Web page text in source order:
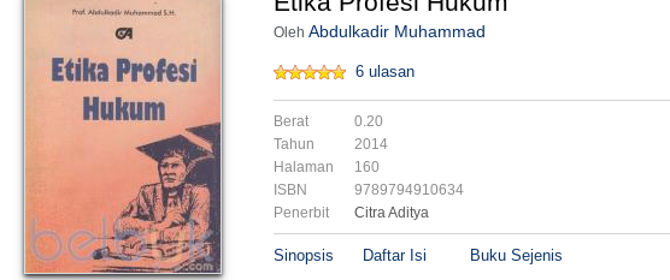
Oleh Abdulkadir Muhammad
6 ulasan
Berat
0.20
Tahun
2014
Halaman
160
ISBN
9789794910634
Penerbit
Citra Aditya
Sinopsis Daftar Isi Buku Sejenis